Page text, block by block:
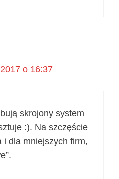
o 16:37
skrojony system
:). Na szczęście
i dla mniejszych firm,